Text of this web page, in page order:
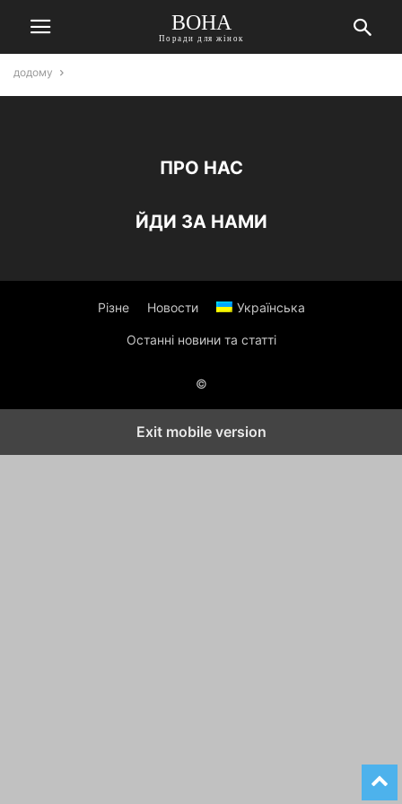
ВОНА
Поради для жінок
додому
ПРО НАС
ЙДИ ЗА НАМИ
Різне Новости Українська
Останні новини та статті
©
Exit mobile version